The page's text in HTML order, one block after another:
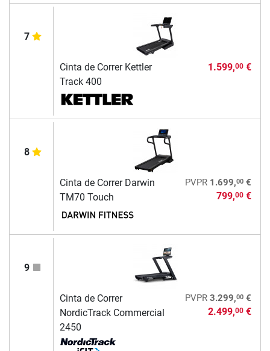
7
Cinta de Correr Kettler
Track 400
1.599,00€
8
Cinta de Correr Darwin
TM70 Touch
PVPR 1.699,00€
799,00€
9
Cinta de Correr
NordicTrack Commercial
2450
PVPR 3.299,00€
2.499,00€